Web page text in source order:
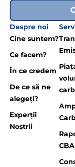
Despre noi
Cine suntem?
Ce facem?
În ce credem
De ce să ne
alegeți?
Experții
Noștrii